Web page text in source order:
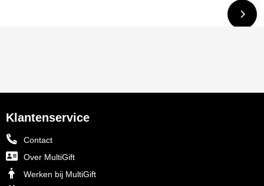
Klantenservice
Contact
Over MultiGift
Werken bij MultiGift